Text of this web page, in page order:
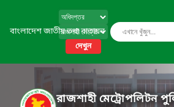
বাংলাদেশ জাতীয় তথ্য বাতায়ন
দেখুন
রাজশাহী মেট্রোপলিটন